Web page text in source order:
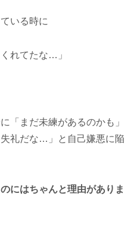
いる時に
れてたな…」
「まだ未練があるのかも」
礼だな…」と自己嫌悪に陥
にはちゃんと理由がありま